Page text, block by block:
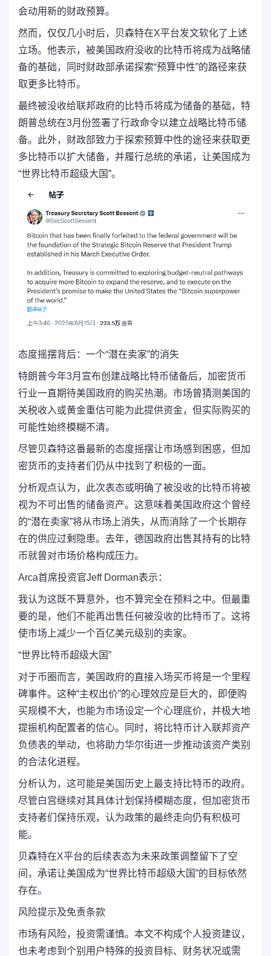
会动用新的财政预算。
然而，仅仅几小时后，贝森特在X平台发文软化了上述
立场。他表示，被美国政府没收的比特币将成为战略储
备的基础，同时财政部承诺探索“预算中性”的路径来获
取更多比特币。
最终被没收给联邦政府的比特币将成为储备的基础，特
朗普总统在3月份签署了行政命令以建立战略比特币储
备。此外，财政部致力于探索预算中性的途径来获取更
多比特币以扩大储备，并履行总统的承诺， 让美国成为
“世界比特币超级大国”。
态度摇摆背后： 一个“潜在卖家”的消失
特朗普今年3月宣布创建战略比特币储备后，加密货币
行业一直期待美国政府的购买热潮。市场曾猜测美国的
关税收入或黄金重估可能为此提供资金，但实际购买的
可能性始终模糊不清。
尽管贝森特这番最新的态度摇摆让市场感到困惑，但加
密货币的支持者们仍从中找到了积极的一面。
分析观点认为，
此次表态或明确了被没收的比特币将被
视为不可出售的储备资产。 这意味着美国政府这个曾经
的“潜在卖家”将从市场上消失，从而消除了一个长期存
在的供应过剩隐患。去年，德国政府出售其持有的比特
币就曾对市场价格构成压力。
Arca首席投资官Jeff Dorman表示：
我认为这既不算意外，也不算完全在预料之中。但最重
要的是，他们不能再出售任何被没收的比特币了。 这将
使市场上减少一个百亿美元级别的卖家。
“世界比特币超级大国”
对于币圈而言，美国政府的直接入场买币将是一个里程
碑事件。这种“主权出价”的心理效应是巨大的，即便购
买规模不大，也能为市场设定一个心理底价，并极大地
提振机构配置者的信心。同时，将比特币计入联邦资产
负债表的举动，也将助力华尔街进一步推动该资产类别
的合法化进程。
分析认为， 这可能是美国历史上最支持比特币的政府。
尽管白宫继续对其具体计划保持模糊态度，但加密货币
支持者们保持乐观，认为政策的最终走向仍有积极可
能。
贝森特在X平台的后续表态为未来政策调整留下了空
间，承诺让美国成为“世界比特币超级大国”的目标依然
存在。
风险提示及免责条款
市场有风险，投资需谨慎。本文不构成个人投资建议，
也未考虑到个别用户特殊的投资目标、财务状况或需